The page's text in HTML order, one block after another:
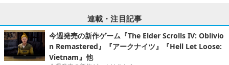
連載・注目記事
今週発売の新作ゲーム『The Elder Scrolls IV: Oblivio
n Remastered』『アークナイツ』『Hell Let Loose:
Vietnam』他